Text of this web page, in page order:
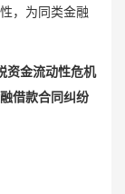
，为同类金融
资金流动性危机
借款合同纠纷